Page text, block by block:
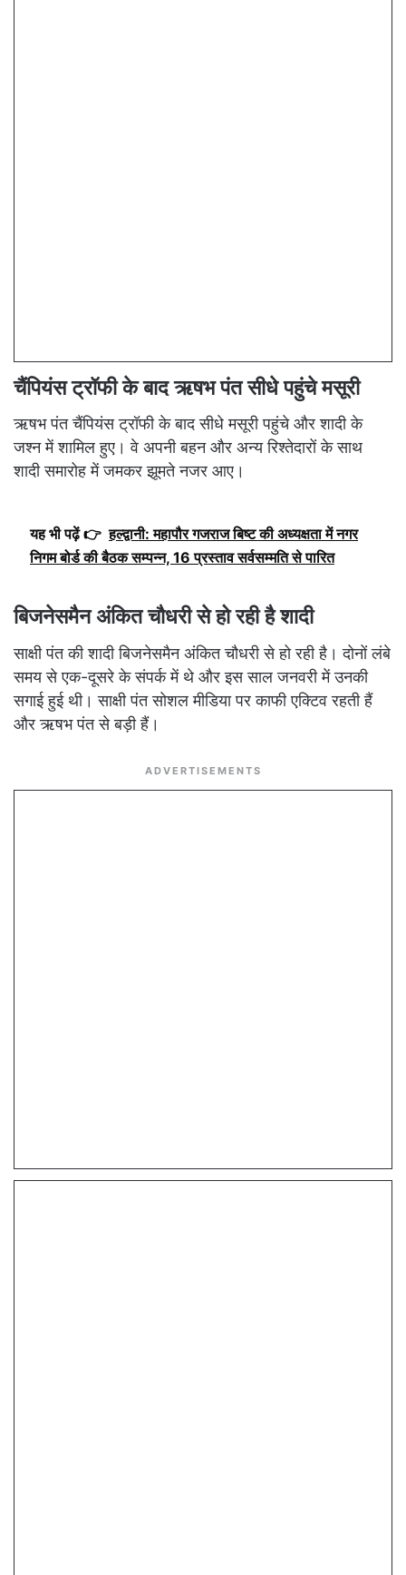
चैंपियंस ट्रॉफी के बाद ऋषभ पंत सीधे पहुंचे मसूरी
ऋषभ पंत चैंपियंस ट्रॉफी के बाद सीधे मसूरी पहुंचे और शादी के
जश्न में शामिल हुए। वे अपनी बहन और अन्य रिश्तेदारों के साथ
शादी समारोह में जमकर झूमते नजर आए।
यह भी पढ़ें 👉 हल्द्वानी: महापौर गजराज बिष्ट की अध्यक्षता में नगर
निगम बोर्ड की बैठक सम्पन्न, 16 प्रस्ताव सर्वसम्मति से पारित
बिजनेसमैन अंकित चौधरी से हो रही है शादी
साक्षी पंत की शादी बिजनेसमैन अंकित चौधरी से हो रही है। दोनों लंबे
समय से एक-दूसरे के संपर्क में थे और इस साल जनवरी में उनकी
सगाई हुई थी। साक्षी पंत सोशल मीडिया पर काफी एक्टिव रहती हैं
और ऋषभ पंत से बड़ी हैं।
ADVERTISEMENTS